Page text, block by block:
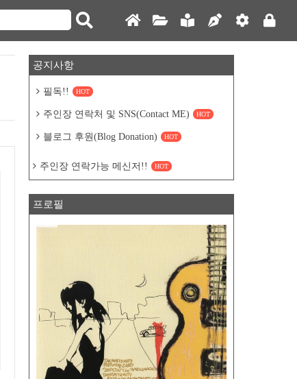
공지사항
필독!! HOT
주인장 연락처 및 SNS(Contact ME) HOT
블로그 후원(Blog Donation) HOT
주인장 연락가능 메신저!! HOT
프로필